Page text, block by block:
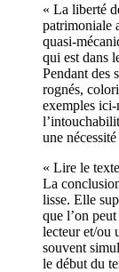
« La liberté
patrimoniale
quasi-
qui est dans
Pendant des
rognés,
exemples
une
« Lire le
La
lisse. Elle
que l’on
lecteur et/ou
souvent
le début du